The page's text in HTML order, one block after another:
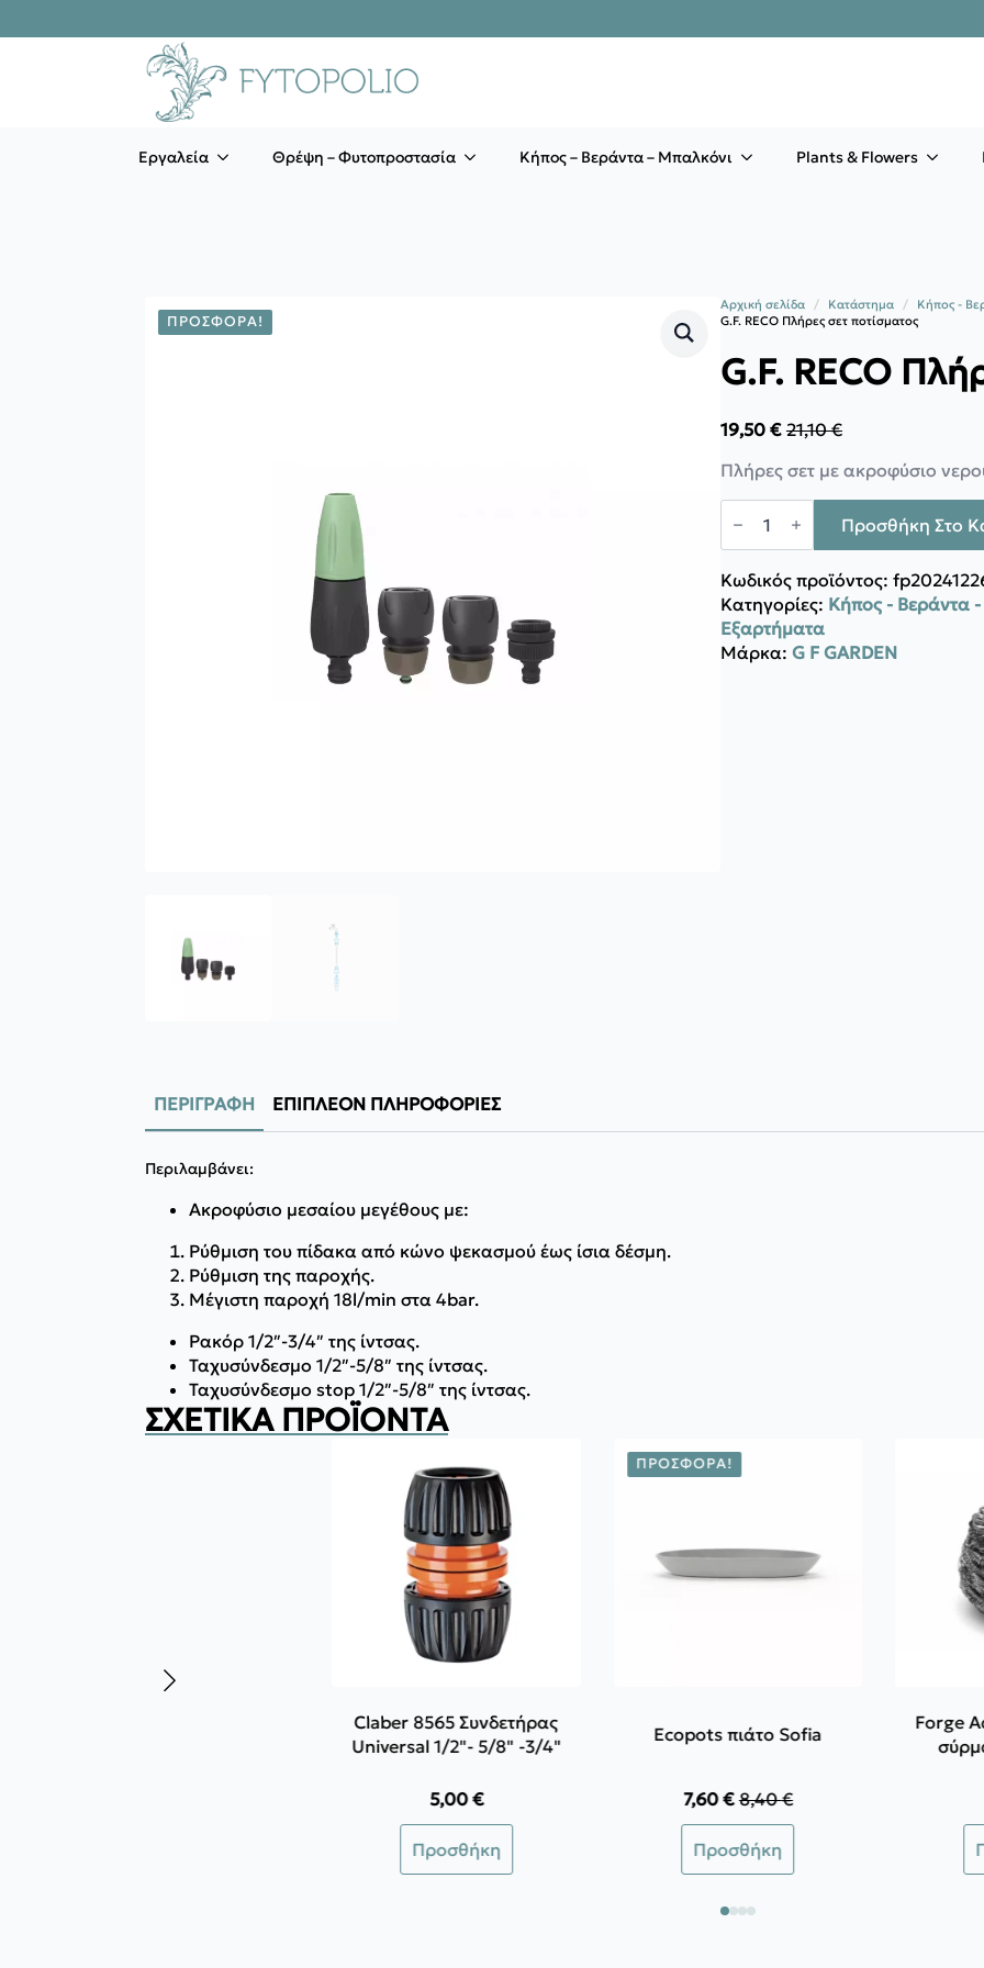
Εργαλεία Θρέψη – Φυτοπροστασία Κήπος – Βεράντα – Μπαλκόνι Plants & Flowers
ΠΡΟΣΦΟΡΆ!
Αρχική σελίδα Κατάστημα
Κήπος -
G.F. RECO Πλήρες σετ ποτίσματος
G.F. RECO
21,10€
Original
price
was:
21,10 €.
19,50 €
Η
τρέχουσα
τιμή
είναι:
19,50 €.
Πλήρες σετ με ακροφύσιο
G.F.
RECO
ποτίσματος
ποσότητα
Προσθήκη Στο
Κωδικός προϊόντος:
Κατηγορίες: Κήπος - Βεράντα
Εξαρτήματα
Μάρκα: G F GARDEN
ΠΕΡΙΓΡΑΦΉ ΕΠΙΠΛΈΟΝ ΠΛΗΡΟΦΟΡΊΕΣ
Περιλαμβάνει:
Ακροφύσιο μεσαίου μεγέθους με:
Ρύθμιση του πίδακα από κώνο ψεκασμού έως ίσια δέσμη.
Ρύθμιση της παροχής.
Μέγιστη παροχή 18l/min στα 4bar.
Ρακόρ 1/2″-3/4″ της ίντσας.
Ταχυσύνδεσμο 1/2″-5/8″ της ίντσας.
Ταχυσύνδεσμο stop 1/2″-5/8″ της ίντσας.
ΣΧΕΤΙΚΆ ΠΡΟΪΌΝΤΑ
Claber 8565 Συνδετήρας
Universal 1/2"- 5/8" -3/4"
5,00€
Προσθήκη
ΠΡΟΣΦΟΡΆ!
Ecopots πιάτο Sofia
8,40€
Original
price
was:
8,40 €.
7,60€Η
τρέχουσα
τιμή
είναι:
Προσθήκη
το
Forge